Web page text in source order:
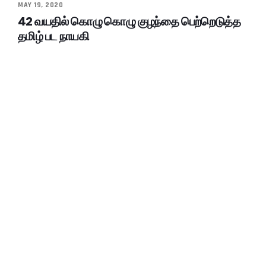
MAY 19, 2020
42 வயதில் கொழு கொழு குழந்தை பெற்றெடுத்த
தமிழ் பட நாயகி